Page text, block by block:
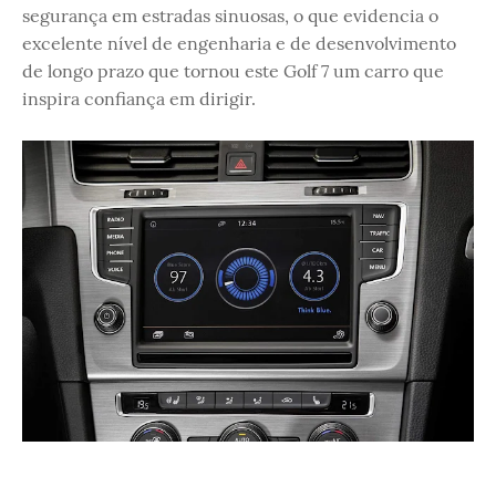
segurança em estradas sinuosas, o que evidencia o
excelente nível de engenharia e de desenvolvimento
de longo prazo que tornou este Golf 7 um carro que
inspira confiança em dirigir.